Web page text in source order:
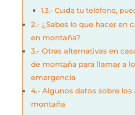
1.3.- Cuida tu teléfono,
2.- ¿Sabes lo que hacer en
en montaña?
3.- Otras alternativas en
de montaña para llamar a
emergencia
4.- Algunos datos sobre los
montaña